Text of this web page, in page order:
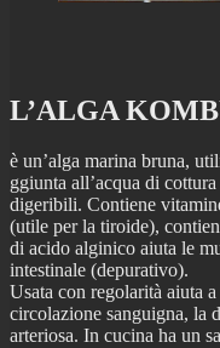
L’ALGA
è un’alga marina bruna,
ggiunta all’acqua di
digeribili. Contiene
(utile per la tiroide),
di acido alginico aiuta le
intestinale (depurativo).
Usata con regolarità aiuta
circolazione sanguigna, la
arteriosa. In cucina ha un